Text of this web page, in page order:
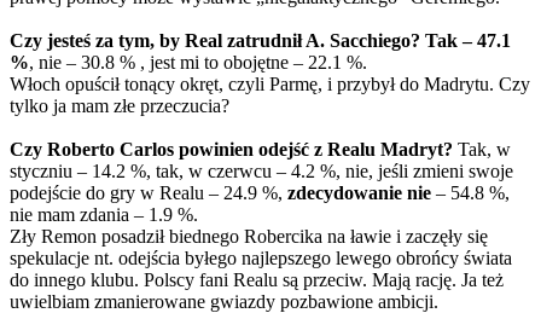
Czy jesteś za tym, by Real zatrudnił A. Sacchiego? Tak – 47.1
%, nie – 30.8 % , jest mi to obojętne – 22.1 %.
Włoch opuścił tonący okręt, czyli Parmę, i przybył do Madrytu. Czy
tylko ja mam złe przeczucia?
Czy Roberto Carlos powinien odejść z Realu Madryt? Tak, w
styczniu – 14.2 %, tak, w czerwcu – 4.2 %, nie, jeśli zmieni swoje
podejście do gry w Realu – 24.9 %, zdecydowanie nie – 54.8 %,
nie mam zdania – 1.9 %.
Zły Remon posadził biednego Robercika na ławie i zaczęły się
spekulacje nt. odejścia byłego najlepszego lewego obrońcy świata
do innego klubu. Polscy fani Realu są przeciw. Mają rację. Ja też
uwielbiam zmanierowane gwiazdy pozbawione ambicji.